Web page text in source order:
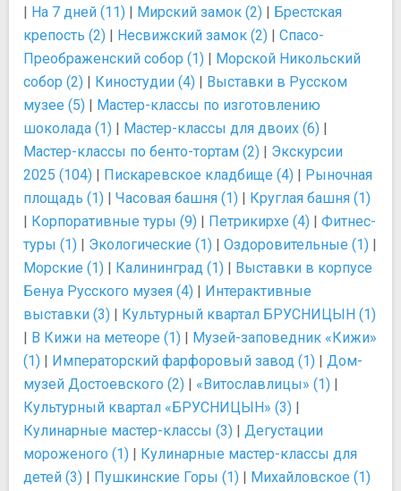
| На 7 дней (11) | Мирский замок (2) | Брестская
крепость (2) | Несвижский замок (2) | Спасо-
Преображенский собор (1) | Морской Никольский
собор (2) | Киностудии (4) | Выставки в Русском
музее (5) | Мастер-классы по изготовлению
шоколада (1) | Мастер-классы для двоих (6) |
Мастер-классы по бенто-тортам (2) | Экскурсии
2025 (104) | Пискаревское кладбище (4) | Рыночная
площадь (1) | Часовая башня (1) | Круглая башня (1)
| Корпоративные туры (9) | Петрикирхе (4) | Фитнес-
туры (1) | Экологические (1) | Оздоровительные (1) |
Морские (1) | Калининград (1) | Выставки в корпусе
Бенуа Русского музея (4) | Интерактивные
выставки (3) | Культурный квартал БРУСНИЦЫН (1)
| В Кижи на метеоре (1) | Музей-заповедник «Кижи»
(1) | Императорский фарфоровый завод (1) | Дом-
музей Достоевского (2) | «Витославлицы» (1) |
Культурный квартал «БРУСНИЦЫН» (3) |
Кулинарные мастер-классы (3) | Дегустации
мороженого (1) | Кулинарные мастер-классы для
детей (3) | Пушкинские Горы (1) | Михайловское (1)